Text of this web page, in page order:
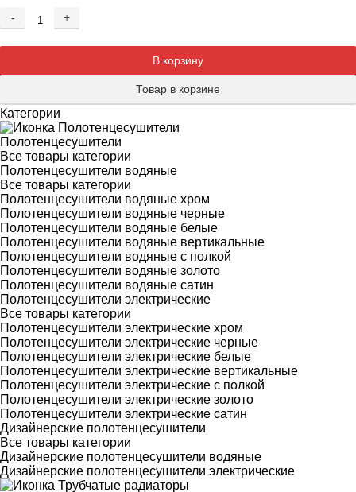
-
+
В корзину
Товар в корзине
Категории
Полотенцесушители
Все товары категории
Полотенцесушители водяные
Все товары категории
Полотенцесушители водяные хром
Полотенцесушители водяные черные
Полотенцесушители водяные белые
Полотенцесушители водяные вертикальные
Полотенцесушители водяные с полкой
Полотенцесушители водяные золото
Полотенцесушители водяные сатин
Полотенцесушители электрические
Все товары категории
Полотенцесушители электрические хром
Полотенцесушители электрические черные
Полотенцесушители электрические белые
Полотенцесушители электрические вертикальные
Полотенцесушители электрические с полкой
Полотенцесушители электрические золото
Полотенцесушители электрические сатин
Дизайнерские полотенцесушители
Все товары категории
Дизайнерские полотенцесушители водяные
Дизайнерские полотенцесушители электрические